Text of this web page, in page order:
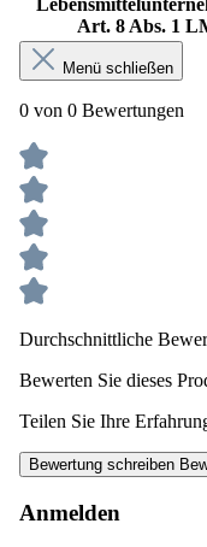
Art. 8 Abs. 1
Menü schließen
0 von 0 Bewertungen
Durchschnittliche
Bewerten Sie dieses
Teilen Sie Ihre
Bewertung schreiben
Anmelden